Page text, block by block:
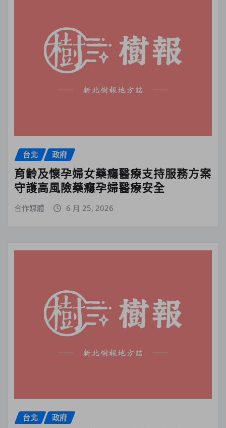
台北 政府
育齡及懷孕婦女藥癮醫療支持服務方案
守護高風險藥癮孕婦醫療安全
合作媒體 6 月 25, 2026
台北 政府